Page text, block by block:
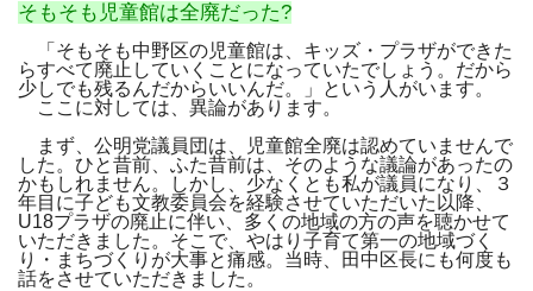
そもそも児童館は全廃だった?
「そもそも中野区の児童館は、キッズ・プラザができた
らすべて廃止していくことになっていたでしょう。だから
少しでも残るんだからいいんだ。」という人がいます。
ここに対しては、異論があります。
まず、公明党議員団は、児童館全廃は認めていませんで
した。ひと昔前、ふた昔前は、そのような議論があったの
かもしれません。しかし、少なくとも私が議員になり、３
年目に子ども文教委員会を経験させていただいた以降、
U18プラザの廃止に伴い、多くの地域の方の声を聴かせて
いただきました。そこで、やはり子育て第一の地域づく
り・まちづくりが大事と痛感。当時、田中区長にも何度も
話をさせていただきました。